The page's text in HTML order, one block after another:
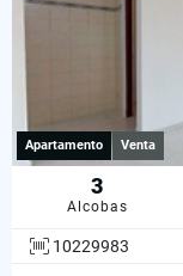
Apartamento Venta
3
Alcobas
10229983